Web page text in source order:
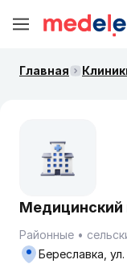
Главная
Медицинский
Районные
Береславка,